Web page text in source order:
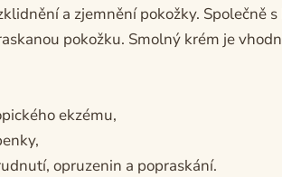
a zjemnění pokožky. Společně
pokožku. Smolný krém je
ekzému,
opruzenin a popraskání.